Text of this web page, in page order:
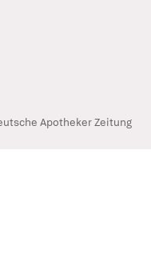
Apotheker Zeitung